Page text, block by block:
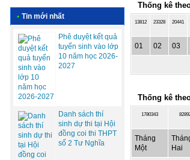
• Tin mới nhất
Phê duyệt kết quả
tuyển sinh vào lớp
10 năm học 2026-
2027
Danh sách thí
sinh dự thi tại Hội
đồng coi thi THPT
số 2 Tư Nghĩa
Thống kê
13812 23328 20441
01 02 03
Thống kê
1780343
Tháng
Một
Hai